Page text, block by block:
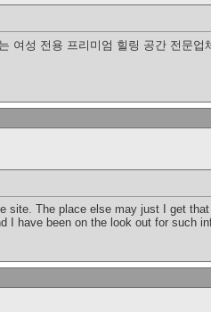
여성 전용 프리미엄 힐링 공간 전문
site. The place else may just I get
I have been on the look out for such